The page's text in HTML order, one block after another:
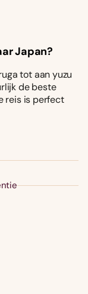
Japan?
tot aan yuzu
de beste
reis is perfect